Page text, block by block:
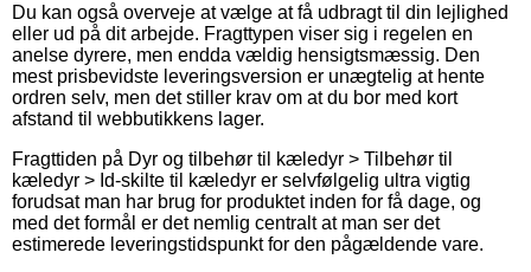
Du kan også overveje at vælge at få udbragt til din lejlighed
eller ud på dit arbejde. Fragttypen viser sig i regelen en
anelse dyrere, men endda vældig hensigtsmæssig. Den
mest prisbevidste leveringsversion er unægtelig at hente
ordren selv, men det stiller krav om at du bor med kort
afstand til webbutikkens lager.
Fragttiden på Dyr og tilbehør til kæledyr > Tilbehør til
kæledyr > Id-skilte til kæledyr er selvfølgelig ultra vigtig
forudsat man har brug for produktet inden for få dage, og
med det formål er det nemlig centralt at man ser det
estimerede leveringstidspunkt for den pågældende vare.